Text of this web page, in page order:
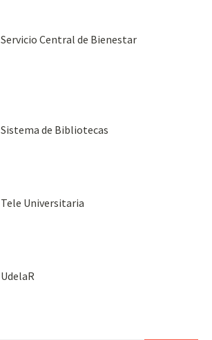
Servicio Central de Bienestar
Sistema de Bibliotecas
Tele Universitaria
UdelaR